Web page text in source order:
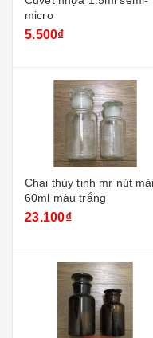
micro
5.500₫
Chai thủy tinh mr nút mài
60ml màu trắng
23.100₫